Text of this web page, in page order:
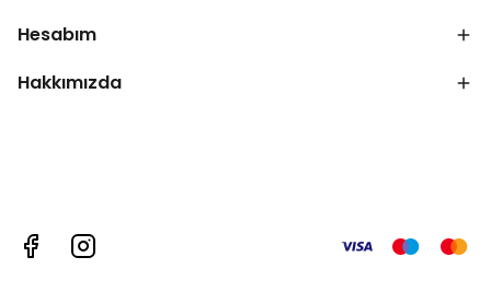
Hesabım
Hakkımızda